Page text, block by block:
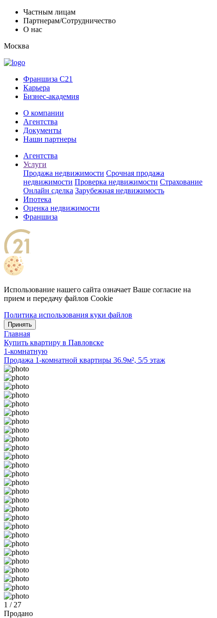
Частным лицам
Партнерам/Сотрудничество
О нас
Москва
Франшиза C21
Карьера
Бизнес-академия
О компании
Агентства
Документы
Наши партнеры
Агентства
Услуги
Продажа недвижимости Срочная продажа
недвижимости Проверка недвижимости Страхование
Онлайн сделка Зарубежная недвижимость
Ипотека
Оценка недвижимости
Франшиза
Использование нашего сайта означает Ваше согласие на
прием и передачу файлов Cookie
Политика использования куки файлов
Принять
Главная
Купить квартиру в Павловске
1-комнатную
Продажа 1-комнатной квартиры 36.9м², 5/5 этаж
1 / 27
Продано